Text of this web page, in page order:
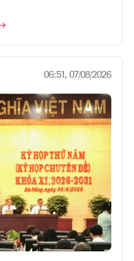
06:51, 07/08/2026